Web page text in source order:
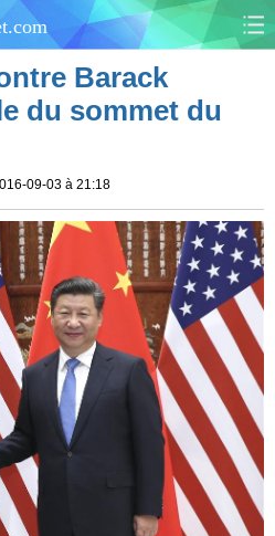
MONDE
SPORTS
PLANÈTE
DOCUMENTS
PHOTOS
Barack
du sommet du
09-03 à 21:18